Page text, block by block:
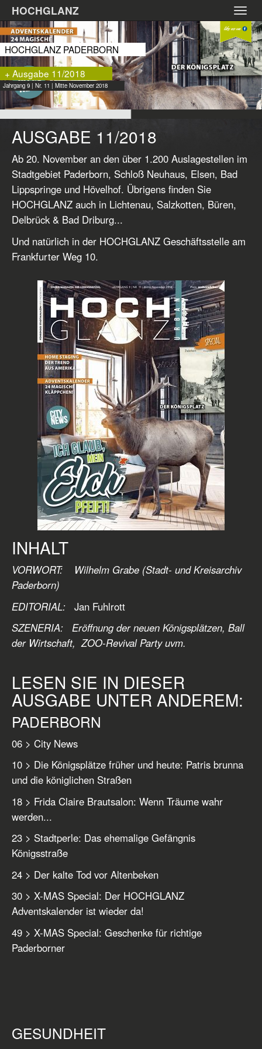
Zum
Hauptinhalt
springen
HOCHGLANZ
HOCHGLANZ PADERBORN
+ Ausgabe 11/2018
Jahrgang 9 | Nr. 11 | Mitte November 2018
AUSGABE 11/2018
Ab 20. November an den über 1.200 Auslagestellen im
Stadtgebiet Paderborn, Schloß Neuhaus, Elsen, Bad
Lippspringe und Hövelhof. Übrigens finden Sie
HOCHGLANZ auch in Lichtenau, Salzkotten, Büren,
Delbrück & Bad Driburg...
Und natürlich in der HOCHGLANZ Geschäftsstelle am
Frankfurter Weg 10.
INHALT
VORWORT: Wilhelm Grabe (Stadt- und Kreisarchiv
Paderborn)
EDITORIAL: Jan Fuhlrott
SZENERIA: Eröffnung der neuen Königsplätzen, Ball
der Wirtschaft, ZOO-Revival Party uvm.
LESEN SIE IN DIESER
AUSGABE UNTER ANDEREM:
PADERBORN
06 > City News
10 > Die Königsplätze früher und heute: Patris brunna
und die königlichen Straßen
18 > Frida Claire Brautsalon: Wenn Träume wahr
werden...
23 > Stadtperle: Das ehemalige Gefängnis
Königsstraße
24 > Der kalte Tod vor Altenbeken
30 > X-MAS Special: Der HOCHGLANZ
Adventskalender ist wieder da!
49 > X-MAS Special: Geschenke für richtige
Paderborner
GESUNDHEIT